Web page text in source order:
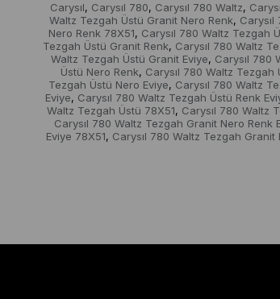
Carysıl, Carysıl 780, Carysıl 780 Waltz,
Waltz Tezgah Üstü Granit Nero Renk,
Nero Renk 78X51, Carysıl 780 Waltz Tezgah
Tezgah Üstü Granit Renk, Carysıl 780 Waltz
Waltz Tezgah Üstü Granit Eviye, Carysıl 780
Üstü Nero Renk, Carysıl 780 Waltz Tezgah
Tezgah Üstü Nero Eviye, Carysıl 780 Waltz
Eviye, Carysıl 780 Waltz Tezgah Üstü Renk
Waltz Tezgah Üstü 78X51, Carysıl 780 Waltz
Carysıl 780 Waltz Tezgah Granit Nero Renk
Eviye 78X51, Carysıl 780 Waltz Tezgah Granit